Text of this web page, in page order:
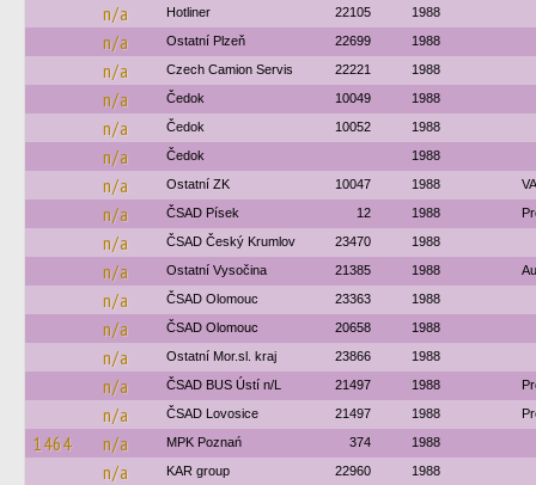
n/a Hotliner 22105 1988
n/a Ostatní Plzeň 22699 1988
n/a Czech Camion Servis 22221 1988
n/a Čedok 10049 1988
n/a Čedok 10052 1988
n/a Čedok 1988
n/a Ostatní ZK 10047 1988
n/a ČSAD Písek 12 1988
n/a ČSAD Český Krumlov 23470 1988
n/a Ostatní Vysočina 21385 1988
n/a ČSAD Olomouc 23363 1988
n/a ČSAD Olomouc 20658 1988
n/a Ostatní Mor.sl. kraj 23866 1988
n/a ČSAD BUS Ústí n/L 21497 1988
n/a ČSAD Lovosice 21497 1988
1464 n/a MPK Poznań 374 1988
n/a KAR group 22960 1988